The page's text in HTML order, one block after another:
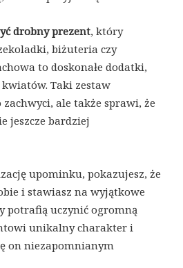
drobny prezent, który
biżuteria czy
to doskonałe dodatki,
Taki zestaw
ale także sprawi, że
jeszcze bardziej
upominku, pokazujesz, że
i stawiasz na wyjątkowe
potrafią uczynić ogromną
unikalny charakter i
on niezapomnianym